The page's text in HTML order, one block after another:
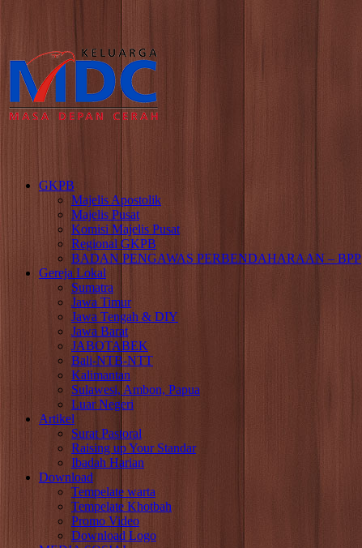
GKPB
Majelis Apostolik
Majelis Pusat
Komisi Majelis Pusat
Regional GKPB
BADAN PENGAWAS PERBENDAHARAAN – BPP
Gereja Lokal
Sumatra
Jawa Timur
Jawa Tengah & DIY
Jawa Barat
JABOTABEK
Bali-NTB-NTT
Kalimantan
Sulawesi, Ambon, Papua
Luar Negeri
Artikel
Surat Pastoral
Raising up Your Standar
Ibadah Harian
Download
Tempelate warta
Tempelate Khotbah
Promo Video
Download Logo